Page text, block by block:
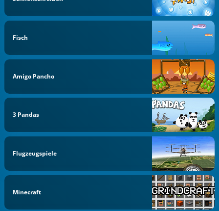
Fisch
Amigo Pancho
3 Pandas
Flugzeugspiele
Minecraft